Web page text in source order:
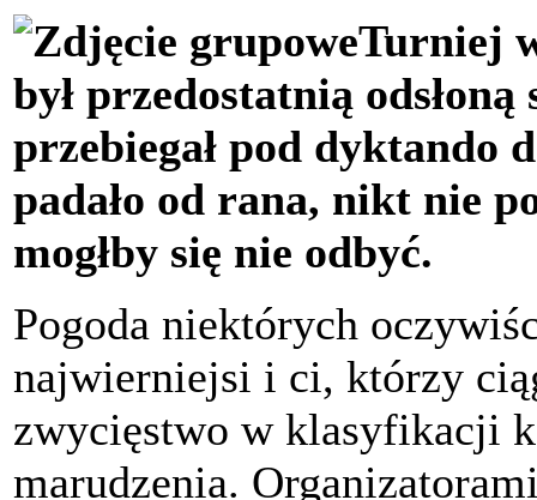
Turniej
był przedostatnią
przebiegał pod dyktando
padało od rana, nikt nie
mogłby się nie odbyć.
Pogoda niektórych
najwierniejsi i ci, którzy
zwycięstwo w klasyfikacji
marudzenia.